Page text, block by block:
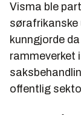
Visma ble
kunngjorde
rammeverket
offentlig